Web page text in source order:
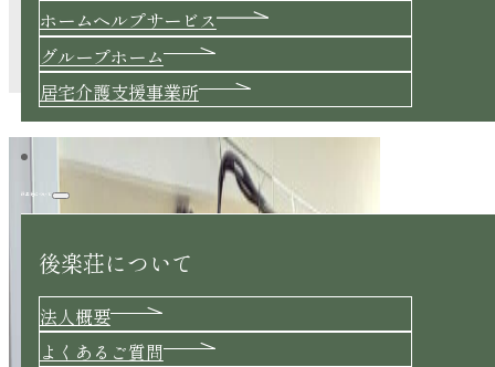
ホームヘルプサービス
グループホーム
居宅介護支援事業所
後楽荘について
後楽荘について
法人概要
よくあるご質問
あおぞら喫茶
2026.05.18 |ショートステイ